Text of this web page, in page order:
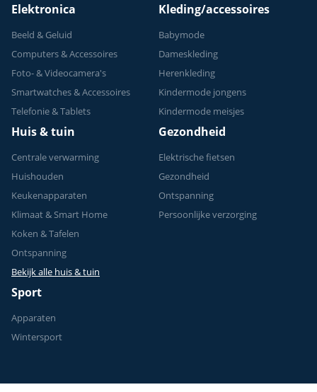
Elektronica
Beeld & Geluid
Computers & Accessoires
Foto- & Videocamera's
Smartwatches & Accessoires
Telefonie & Tablets
Kleding/accessoires
Babymode
Dameskleding
Herenkleding
Kindermode jongens
Kindermode meisjes
Huis & tuin
Centrale verwarming
Huishouden
Keukenapparaten
Klimaat & Smart Home
Koken & Tafelen
Ontspanning
Bekijk alle huis & tuin
Gezondheid
Elektrische fietsen
Gezondheid
Ontspanning
Persoonlijke verzorging
Sport
Apparaten
Wintersport